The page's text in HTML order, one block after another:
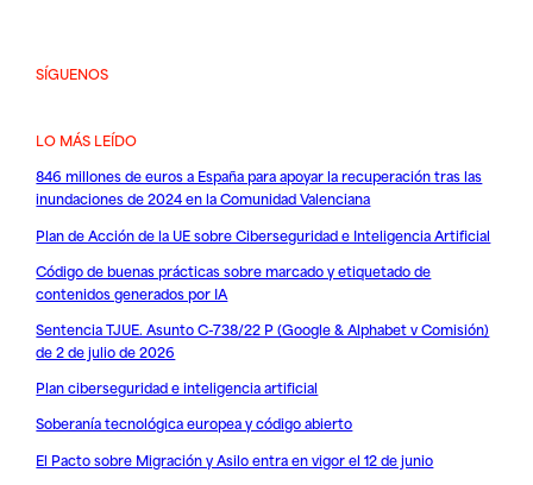
SÍGUENOS
LO MÁS LEÍDO
846 millones de euros a España para apoyar la recuperación tras las
inundaciones de 2024 en la Comunidad Valenciana
Plan de Acción de la UE sobre Ciberseguridad e Inteligencia Artificial
Código de buenas prácticas sobre marcado y etiquetado de
contenidos generados por IA
Sentencia TJUE. Asunto C-738/22 P (Google & Alphabet v Comisión)
de 2 de julio de 2026
Plan ciberseguridad e inteligencia artificial
Soberanía tecnológica europea y código abierto
El Pacto sobre Migración y Asilo entra en vigor el 12 de junio